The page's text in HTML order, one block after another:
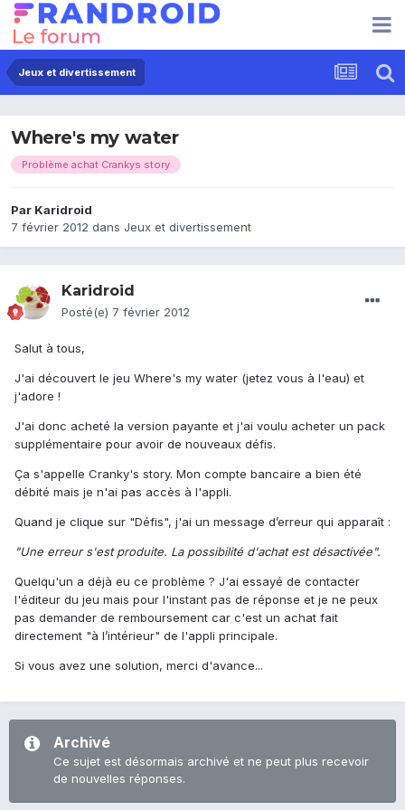
Jeux et divertissement
Where's my water
Problème achat Crankys story
Par Karidroid
7 février 2012 dans Jeux et divertissement
Karidroid
Posté(e) 7 février 2012
Salut à tous,
J'ai découvert le jeu Where's my water (jetez vous à l'eau) et
j'adore !
J'ai donc acheté la version payante et j'ai voulu acheter un pack
supplémentaire pour avoir de nouveaux défis.
Ça s'appelle Cranky's story. Mon compte bancaire a bien été
débité mais je n'ai pas accès à l'appli.
Quand je clique sur "Défis", j'ai un message d’erreur qui apparaît :
"Une erreur s'est produite. La possibilité d'achat est désactivée".
Quelqu'un a déjà eu ce problème ? J'ai essayé de contacter
l'éditeur du jeu mais pour l'instant pas de réponse et je ne peux
pas demander de remboursement car c'est un achat fait
directement "à l’intérieur" de l'appli principale.
Si vous avez une solution, merci d'avance...
Archivé
Ce sujet est désormais archivé et ne peut plus recevoir
de nouvelles réponses.